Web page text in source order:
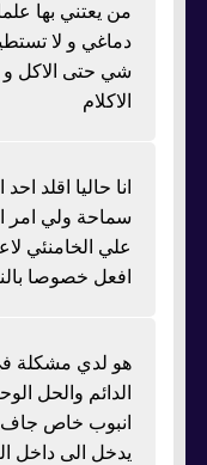
من يعتني بها
دماغي و لا
شي حتى الاكل و
الاكلام
انا حاليا اقلد
سماحة ولي امر
علي الخامنئي
افعل خصوصا
هو لدي مشكلة
الدائم والحل
انبوب خاص
يدخل الى داخل